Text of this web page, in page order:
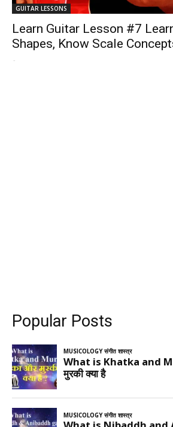
GUITAR LESSONS
Learn Guitar Lesson #7
Shapes, Know Scale
-
Popular Posts